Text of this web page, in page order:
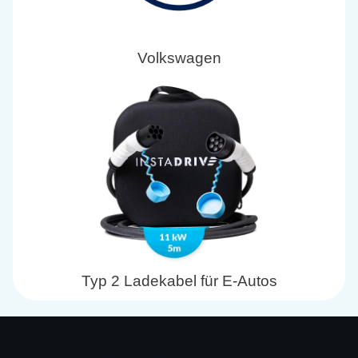
Volkswagen
Typ 2 Ladekabel für E-Autos